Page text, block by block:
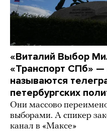
«Виталий Выбор
«Транспорт СПб» —
называются
петербургских
Они массово
выборами. А спикер
канал в «Максе»